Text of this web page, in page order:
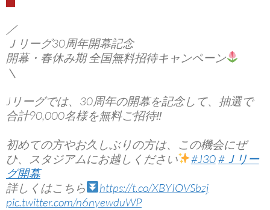
／
Ｊリーグ30周年開幕記念
開幕・春休み期 全国無料招待キャンペーン
＼
Jリーグでは、30周年の開幕を記念して、抽選で
合計90,000名様を無料ご招待‼
初めての方やお久しぶりの方は、この機会にぜ
ひ、スタジアムにお越しください
#J30#Ｊリー
グ開幕
詳しくはこちら
https://t.co/XBYIOVSbzj
pic.twitter.com/n6nyewduWP